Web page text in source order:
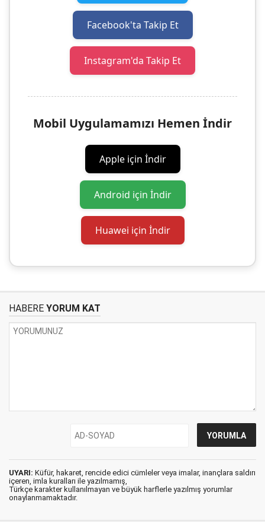
Facebook'ta Takip Et
Instagram'da Takip Et
Mobil Uygulamamızı Hemen İndir
Apple için İndir
Android için İndir
Huawei için İndir
HABERE YORUM KAT
UYARI: Küfür, hakaret, rencide edici cümleler veya imalar, inançlara saldırı
içeren, imla kuralları ile yazılmamış,
Türkçe karakter kullanılmayan ve büyük harflerle yazılmış yorumlar
onaylanmamaktadır.